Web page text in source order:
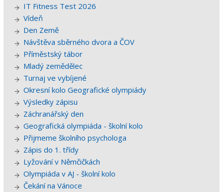
IT Fitness Test 2026
Vídeň
Den Země
Návštěva sběrného dvora a ČOV
Příměstský tábor
Mladý zemědělec
Turnaj ve vybíjené
Okresní kolo Geografické olympiády
Výsledky zápisu
Záchranářský den
Geografická olympiáda - školní kolo
Přijmeme školního psychologa
Zápis do 1. třídy
Lyžování v Němčičkách
Olympiáda v AJ - školní kolo
Čekání na Vánoce